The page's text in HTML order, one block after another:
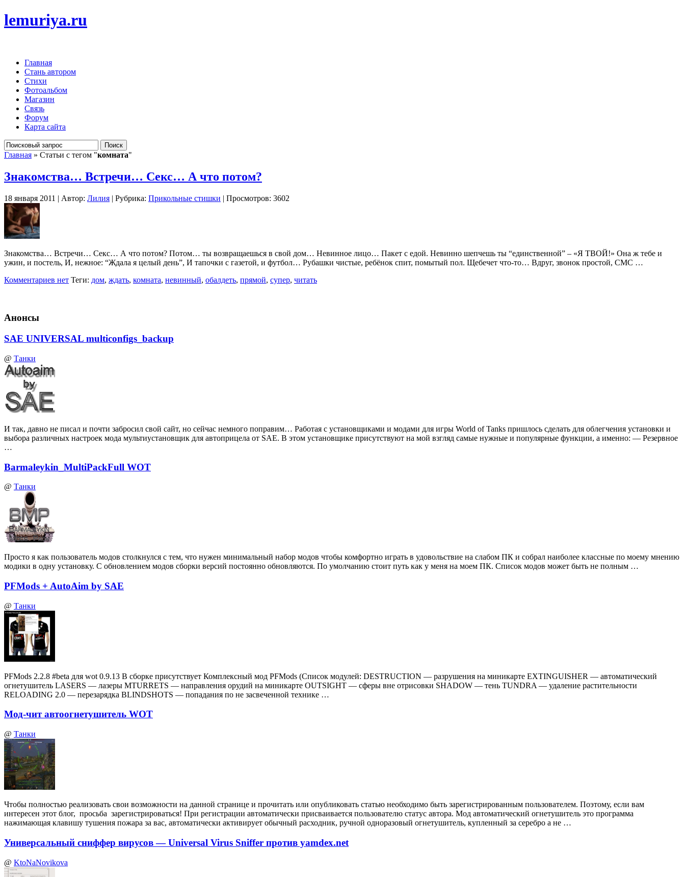
lemuriya.ru
Главная
Стань автором
Стихи
Фотоальбом
Магазин
Связь
Форум
Карта сайта
Главная » Статьи с тегом "комната"
Знакомства… Встречи… Секс… А что потом?
18 января 2011 | Автор: Лилия | Рубрика: Прикольные стишки | Просмотров: 3602
Знакомства… Встречи… Секс… А что потом? Потом… ты возвращаешься в свой дом… Невинное лицо… Пакет с едой. Невинно шепчешь ты “единственной” – «Я ТВОЙ!» Она ж тебе и
ужин, и постель, И, нежное: “Ждала я целый день”, И тапочки с газетой, и футбол… Рубашки чистые, ребёнок спит, помытый пол. Щебечет что-то… Вдруг, звонок простой, СМС …
Комментариев нет Теги: дом, ждать, комната, невинный, обалдеть, прямой, супер, читать
Анонсы
SAE UNIVERSAL multiconfigs_backup
@ Танки
И так, давно не писал и почти забросил свой сайт, но сейчас немного поправим… Работая с установщиками и модами для игры World of Tanks пришлось сделать для облегчения установки и
выбора различных настроек мода мультиустановщик для автоприцела от SAE. В этом установщике присутствуют на мой взгляд самые нужные и популярные функции, а именно: — Резервное
…
Barmaleykin_MultiPackFull WOT
@ Танки
Просто я как пользователь модов столкнулся с тем, что нужен минимальный набор модов чтобы комфортно играть в удовольствие на слабом ПК и собрал наиболее классные по моему мнению
модики в одну установку. С обновлением модов сборки версий постоянно обновляются. По умолчанию стоит путь как у меня на моем ПК. Список модов может быть не полным …
PFMods + AutoAim by SAE
@ Танки
PFMods 2.2.8 #beta для wot 0.9.13 В сборке присутствует Комплексный мод PFMods (Список модулей: DESTRUCTION — разрушения на миникарте EXTINGUISHER — автоматический
огнетушитель LASERS — лазеры MTURRETS — направления орудий на миникарте OUTSIGHT — сферы вне отрисовки SHADOW — тень TUNDRA — удаление растительности
RELOADING 2.0 — перезарядка BLINDSHOTS — попадания по не засвеченной технике …
Мод-чит автоогнетушитель WOT
@ Танки
Чтобы полностью реализовать свои возможности на данной странице и прочитать или опубликовать статью необходимо быть зарегистрированным пользователем. Поэтому, если вам
интересен этот блог, просьба зарегистрироваться! При регистрации автоматически присваивается пользователю статус автора. Мод автоматический огнетушитель это программа
нажимающая клавишу тушения пожара за вас, автоматически активирует обычный расходник, ручной одноразовый огнетушитель, купленный за серебро а не …
Универсальный сниффер вирусов — Universal Virus Sniffer против yamdex.net
@ KtoNaNovikova